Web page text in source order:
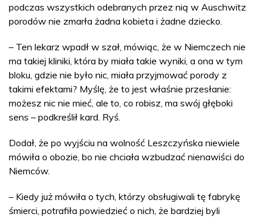
podczas wszystkich odebranych przez nią w Auschwitz
porodów nie zmarła żadna kobieta i żadne dziecko.
– Ten lekarz wpadł w szał, mówiąc, że w Niemczech nie
ma takiej kliniki, która by miała takie wyniki, a ona w tym
bloku, gdzie nie było nic, miała przyjmować porody z
takimi efektami? Myślę, że to jest właśnie przesłanie:
możesz nic nie mieć, ale to, co robisz, ma swój głęboki
sens – podkreślił kard. Ryś.
Dodał, że po wyjściu na wolność Leszczyńska niewiele
mówiła o obozie, bo nie chciała wzbudzać nienawiści do
Niemców.
– Kiedy już mówiła o tych, którzy obsługiwali tę fabrykę
śmierci, potrafiła powiedzieć o nich, że bardziej byli